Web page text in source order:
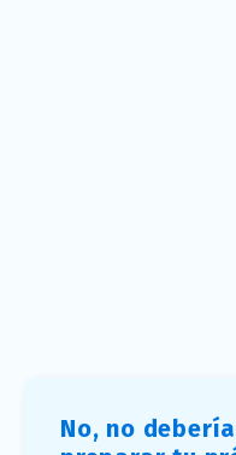
No, no